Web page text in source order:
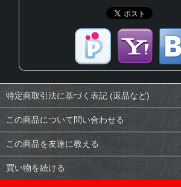
特定商取引法に基づく表記 (返品など)
この商品について問い合わせる
この商品を友達に教える
買い物を続ける